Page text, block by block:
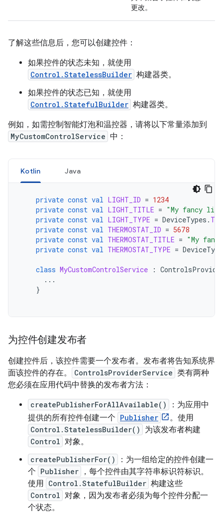
更改。
了解这些信息后，您可以创建控件：
如果控件的状态未知，就使用
Control.StatelessBuilder 构建器类。
如果控件的状态已知，就使用
Control.StatefulBuilder 构建器类。
例如，如需控制智能灯泡和温控器，请将以下常量添加到
MyCustomControlService 中：
Kotlin Java
private const val LIGHT_ID = 1234
private const val LIGHT_TITLE = "My fancy
private const val LIGHT_TYPE = DeviceTypes .
private const val THERMOSTAT_ID = 5678
private const val THERMOSTAT_TITLE = "My
private const val THERMOSTAT_TYPE =
class MyCustomControlService :
...
}
为控件创建发布者
创建控件后，该控件需要一个发布者。发布者将告知系统界
面该控件的存在。
ControlsProviderService 类有两种
您必须在应用代码中替换的发布者方法：
createPublisherForAllAvailable()
：为应用中
提供的所有控件创建一个 Publisher 。使用
Control.StatelessBuilder() 为该发布者构建
Control 对象。
createPublisherFor()
：为一组给定的控件创建一
个 Publisher
，每个控件由其字符串标识符标识。
使用 Control.StatefulBuilder 构建这些
Control 对象，因为发布者必须为每个控件分配一
个状态。